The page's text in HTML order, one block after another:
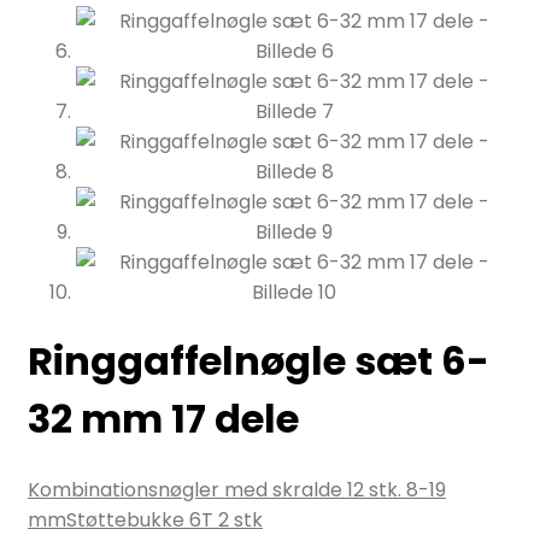
Ringgaffelnøgle sæt 6-
32 mm 17 dele
Kombinationsnøgler med skralde 12 stk. 8-19
mmStøttebukke 6T 2 stk